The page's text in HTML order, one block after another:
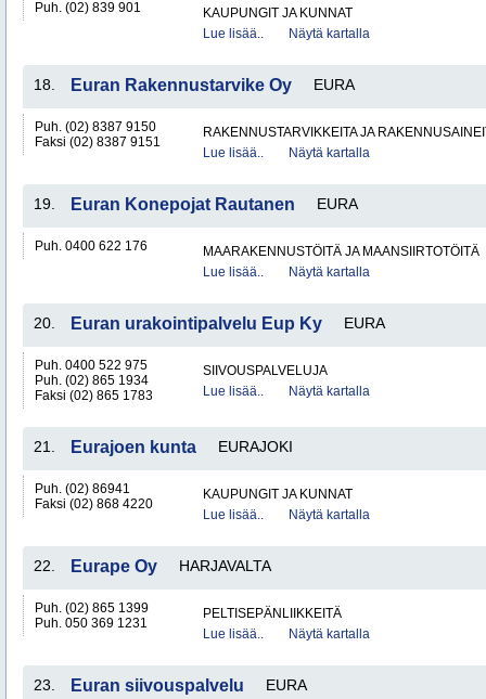
Puh. (02) 839 901
KAUPUNGIT JA KUNNAT
Lue lisää..
Näytä kartalla
18. Euran Rakennustarvike Oy EURA
Puh. (02) 8387 9150
Faksi (02) 8387 9151
RAKENNUSTARVIKKEITA JA
Lue lisää..
Näytä kartalla
19. Euran Konepojat Rautanen EURA
Puh. 0400 622 176
MAARAKENNUSTÖITÄ JA MAANSIIRTOTÖITÄ
Lue lisää..
Näytä kartalla
20. Euran urakointipalvelu Eup Ky EURA
Puh. 0400 522 975
Puh. (02) 865 1934
Faksi (02) 865 1783
SIIVOUSPALVELUJA
Lue lisää..
Näytä kartalla
21. Eurajoen kunta EURAJOKI
Puh. (02) 86941
Faksi (02) 868 4220
KAUPUNGIT JA KUNNAT
Lue lisää..
Näytä kartalla
22. Eurape Oy HARJAVALTA
Puh. (02) 865 1399
Puh. 050 369 1231
PELTISEPÄNLIIKKEITÄ
Lue lisää..
Näytä kartalla
23. Euran siivouspalvelu EURA